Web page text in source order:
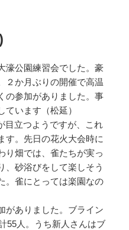
濠公園練習会でした。豪
２か月ぶりの開催で高温
の参加がありました。事
います（松延）
目立つようですが、これ
す。先日の花火大会時に
り畑では、雀たちが実っ
、砂浴びをして楽しそう
。雀にとっては楽園なの
がありました。ブライン
55人。うち新人さんはブ